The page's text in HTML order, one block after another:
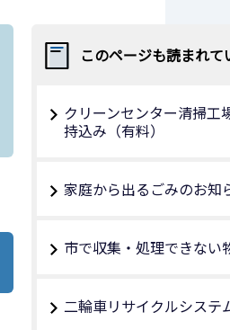
このページも読まれて
クリーンセンター清掃工
持込み（有料）
家庭から出るごみのお知
市で収集・処理できない
二輪車リサイクルシステ